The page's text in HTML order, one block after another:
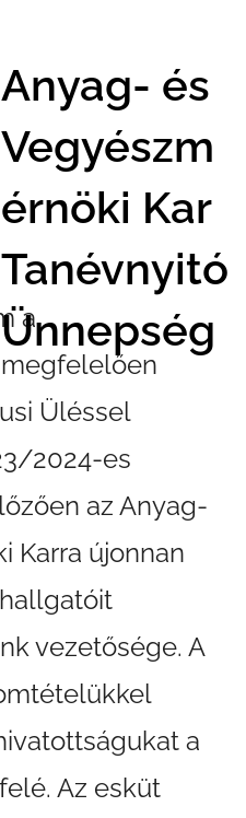
Anyag- és
Vegyészm
érnöki Kar
Tanévnyitó
Ünnepség
a
Üléssel
2024-es
az Anyag-
Karra újonnan
vezetősége. A
a
Az esküt